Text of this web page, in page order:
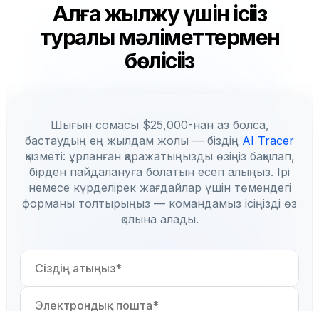
Алға жылжу үшін ісіңіз
туралы мәліметтермен
бөлісіңіз
Шығын сомасы $25,000-нан аз болса,
бастаудың ең жылдам жолы — біздің AI Tracer
қызметі: ұрланған қаражатыңызды өзіңіз бақылап,
бірден пайдалануға болатын есеп алыңыз. Ірі
немесе күрделірек жағдайлар үшін төмендегі
форманы толтырыңыз — командамыз ісіңізді өз
қолына алады.